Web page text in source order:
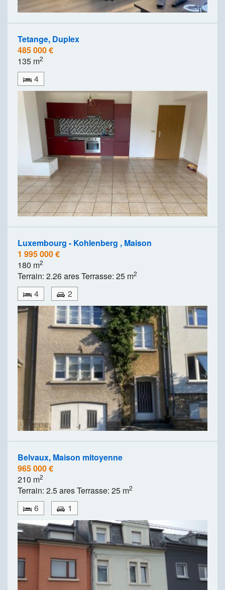
Tetange, Duplex
485 000 €
135 m2
4
Luxembourg - Kohlenberg , Maison
1 995 000 €
180 m2
Terrain: 2.26 ares Terrasse: 25 m2
4 2
Belvaux, Maison mitoyenne
965 000 €
210 m2
Terrain: 2.5 ares Terrasse: 25 m2
6 1